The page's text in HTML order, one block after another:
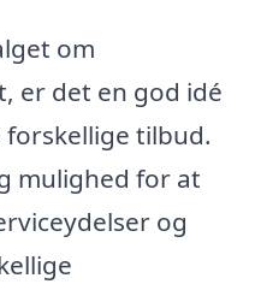
om
er det en god idé
tilbud.
mulighed for at
og